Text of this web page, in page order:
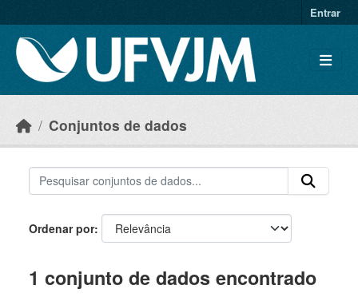
Entrar
Conjuntos de dados
Ordenar por
1 conjunto de dados encontrado